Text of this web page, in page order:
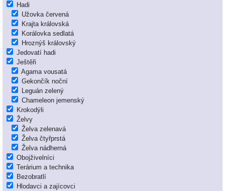
Hadi
Užovka červená
Krajta královská
Korálovka sedlatá
Hroznýš královský
Jedovatí hadi
Ještěři
Agama vousatá
Gekončík noční
Leguán zelený
Chameleon jemenský
Krokodýli
Želvy
Želva zelenavá
Želva čtyřprstá
Želva nádherná
Obojživelníci
Terárium a technika
Bezobratlí
Hlodavci a zajícovci